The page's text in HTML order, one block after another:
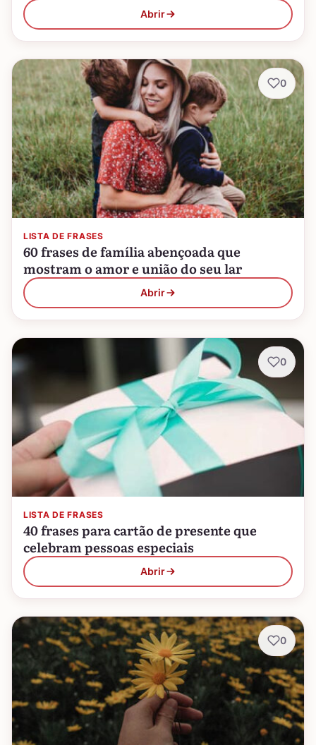
Abrir
LISTA DE FRASES
60 frases de família abençoada que
mostram o amor e união do seu lar
Abrir
0
LISTA DE FRASES
40 frases para cartão de presente que
celebram pessoas especiais
Abrir
0
0